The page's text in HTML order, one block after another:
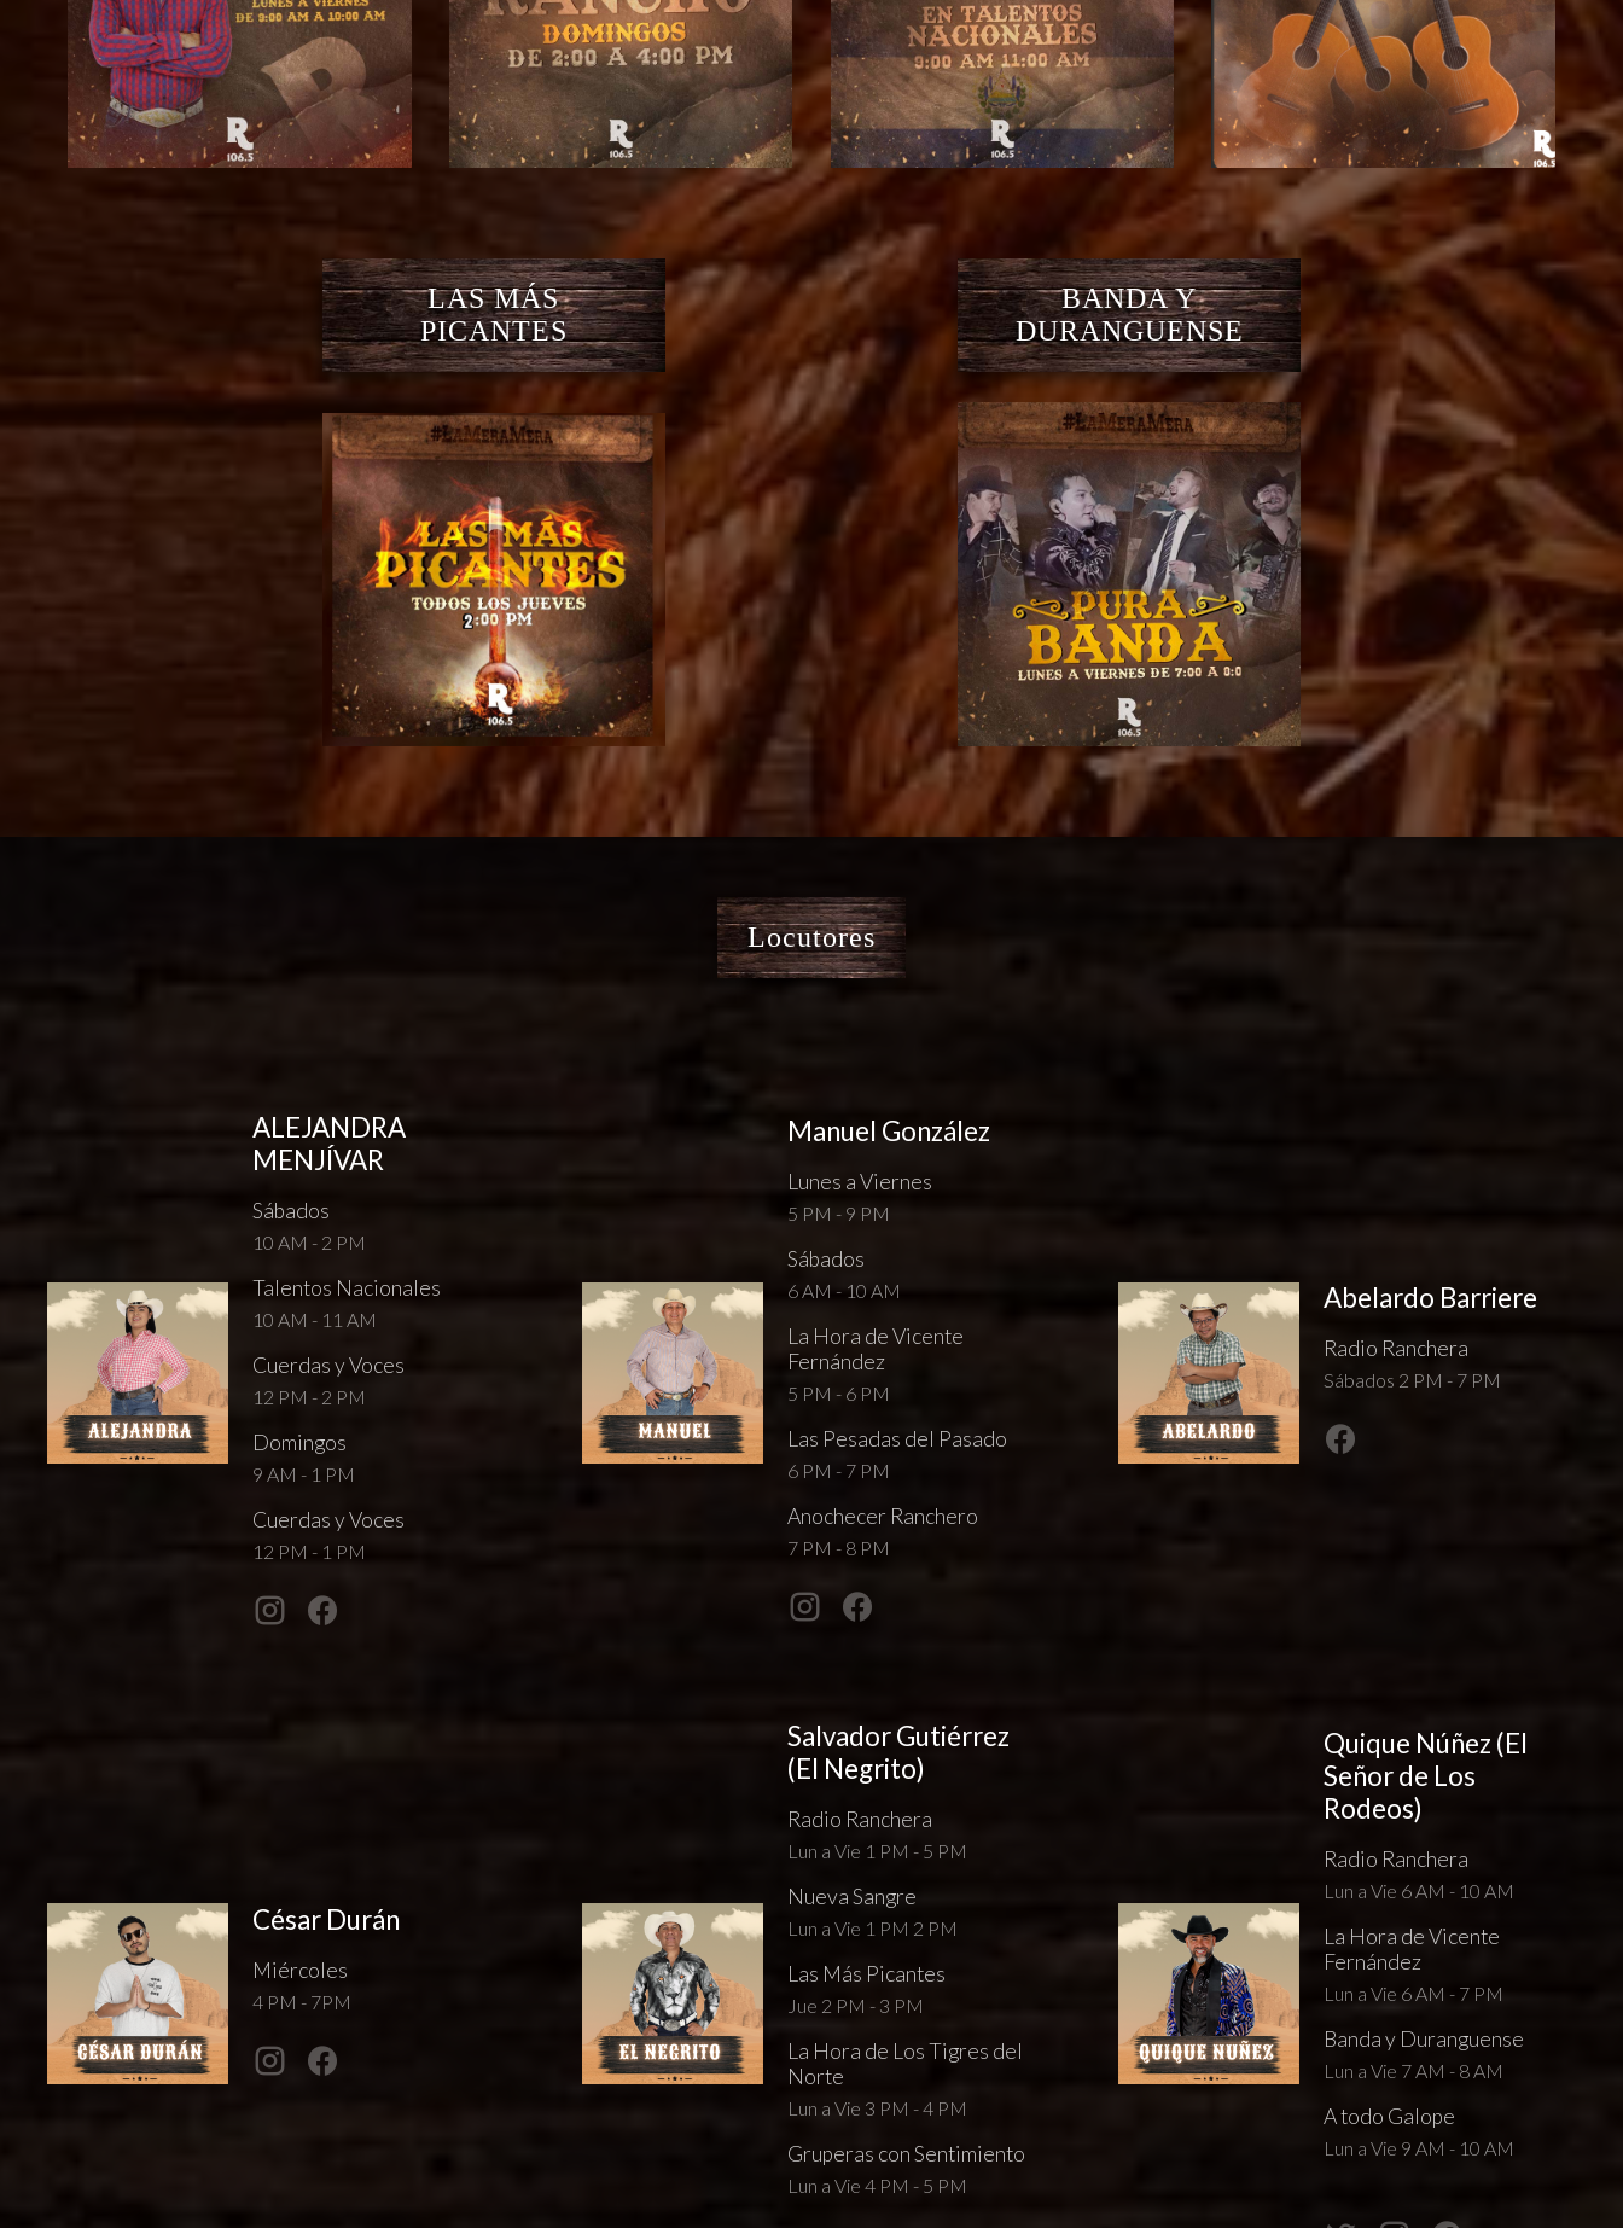
LAS MÁS
PICANTES
BANDA Y
DURANGUENSE
Locutores
ALEJANDRA
MENJÍVAR
Sábados
10 AM - 2 PM
Talentos Nacionales
10 AM - 11 AM
Cuerdas y Voces
12 PM - 2 PM
Domingos
9 AM - 1 PM
Cuerdas y Voces
12 PM - 1 PM
Manuel González
Lunes a Viernes
5 PM - 9 PM
Sábados
6 AM - 10 AM
La Hora de Vicente
Fernández
5 PM - 6 PM
Las Pesadas del Pasado
6 PM - 7 PM
Anochecer Ranchero
7 PM - 8 PM
Abelardo Barriere
Radio Ranchera
Sábados 2 PM - 7 PM
César Durán
Miércoles
4 PM - 7PM
Salvador Gutiérrez
(El Negrito)
Radio Ranchera
Lun a Vie 1 PM - 5 PM
Nueva Sangre
Lun a Vie 1 PM 2 PM
Las Más Picantes
Jue 2 PM - 3 PM
La Hora de Los Tigres del
Norte
Lun a Vie 3 PM - 4 PM
Gruperas con Sentimiento
Lun a Vie 4 PM - 5 PM
Quique Núñez (El
Señor de Los
Rodeos)
Radio Ranchera
Lun a Vie 6 AM - 10 AM
La Hora de Vicente
Fernández
Lun a Vie 6 AM - 7 PM
Banda y Duranguense
Lun a Vie 7 AM - 8 AM
A todo Galope
Lun a Vie 9 AM - 10 AM